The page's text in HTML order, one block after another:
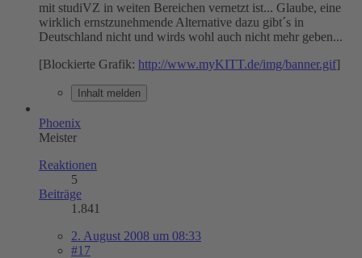
mit studiVZ in weiten Bereichen vernetzt ist... Glaube, eine
wirklich ernstzunehmende Alternative dazu gibt´s in
Deutschland nicht und wirds wohl auch nicht mehr geben...
[Blockierte Grafik: http://www.myKITT.de/img/banner.gif]
Inhalt melden
Phoenix
Meister
Reaktionen
5
Beiträge
1.841
2. August 2008 um 08:33
#17